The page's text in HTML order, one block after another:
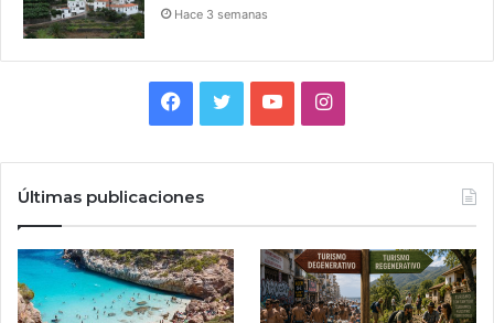
Hace 3 semanas
Facebook
TwitterYouTubeInstagram
Últimas publicaciones